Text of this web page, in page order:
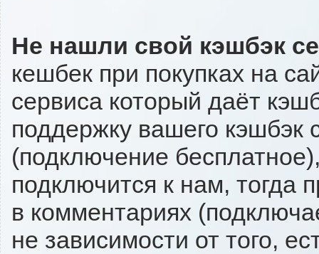
Не нашли свой кэшбэк
кешбек при покупках на
сервиса который даёт
поддержку вашего кэшбэк
(подключение
подключится к нам, тогда
в комментариях
не зависимости от того,